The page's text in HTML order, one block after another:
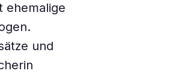
ehemalige
und